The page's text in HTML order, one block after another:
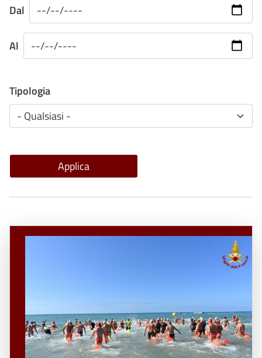
Dal
Al
Tipologia